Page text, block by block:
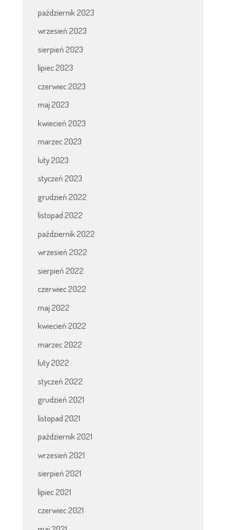
październik 2023
wrzesień 2023
sierpień 2023
lipiec 2023
czerwiec 2023
maj 2023
kwiecień 2023
marzec 2023
luty 2023
styczeń 2023
grudzień 2022
listopad 2022
październik 2022
wrzesień 2022
sierpień 2022
czerwiec 2022
maj 2022
kwiecień 2022
marzec 2022
luty 2022
styczeń 2022
grudzień 2021
listopad 2021
październik 2021
wrzesień 2021
sierpień 2021
lipiec 2021
czerwiec 2021